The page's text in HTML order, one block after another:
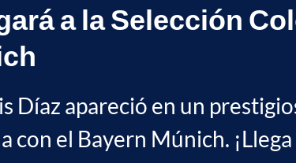
a la Selección
Díaz apareció en un
con el Bayern Múnich.